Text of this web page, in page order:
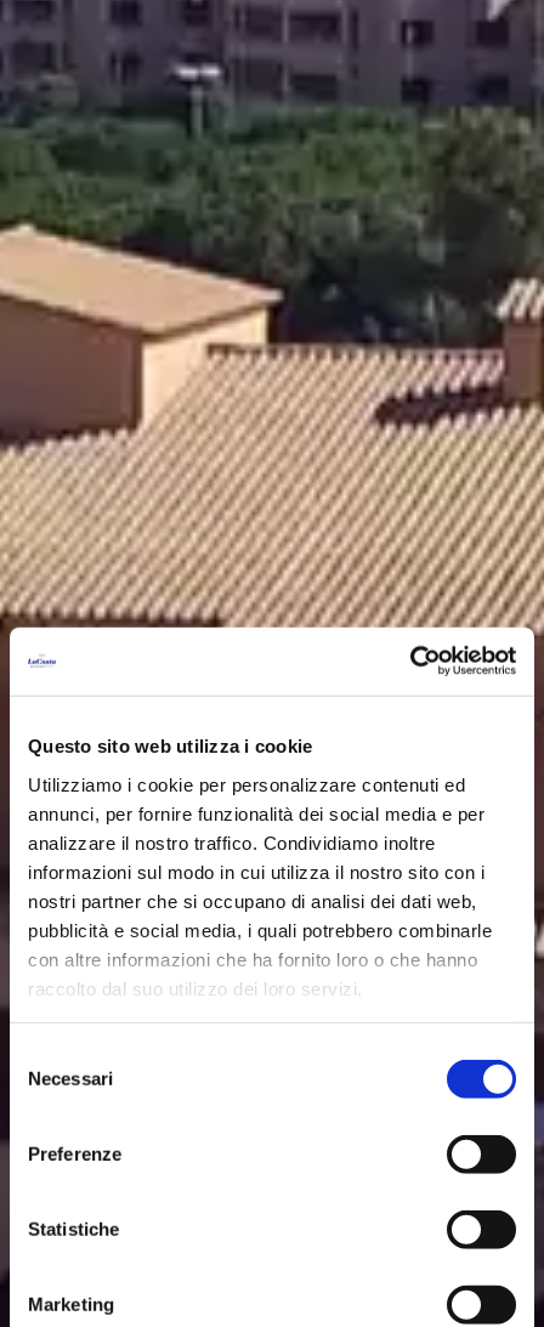
Questo sito web utilizza i cookie
Utilizziamo i cookie per personalizzare contenuti ed
annunci, per fornire funzionalità dei social media e per
analizzare il nostro traffico. Condividiamo inoltre
informazioni sul modo in cui utilizza il nostro sito con i
nostri partner che si occupano di analisi dei dati web,
pubblicità e social media, i quali potrebbero combinarle
con altre informazioni che ha fornito loro o che hanno
raccolto dal suo utilizzo dei loro servizi.
delNecessari
Preferenze
Statistiche
Marketing